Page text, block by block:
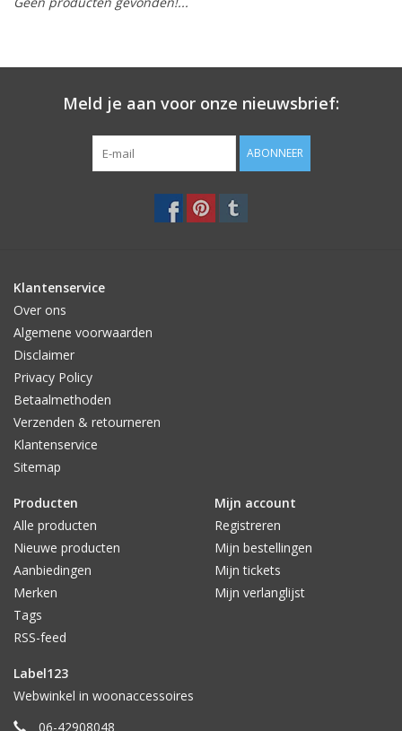
OUTDOOR
SALE
Meld je aan voor onze nieuwsbrief:
ABONNEER
Klantenservice
Over ons
Algemene voorwaarden
Disclaimer
Privacy Policy
Betaalmethoden
Verzenden & retourneren
Klantenservice
Sitemap
Producten
Alle producten
Nieuwe producten
Aanbiedingen
Merken
Tags
RSS-feed
Mijn account
Registreren
Mijn bestellingen
Mijn tickets
Mijn verlanglijst
Label123
Webwinkel in woonaccessoires
06-42908048